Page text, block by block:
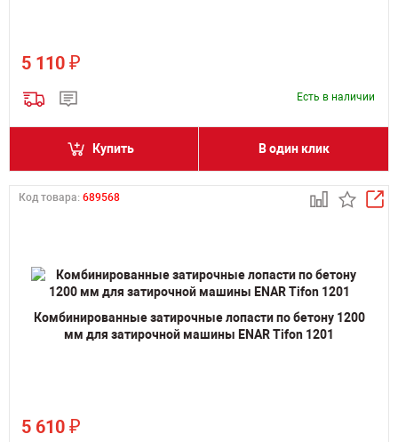
5 110 ₽
Есть в наличии
Купить В один клик
Код товара: 689568
Комбинированные затирочные лопасти по бетону 1200
мм для затирочной машины ENAR Tifon 1201
5 610 ₽